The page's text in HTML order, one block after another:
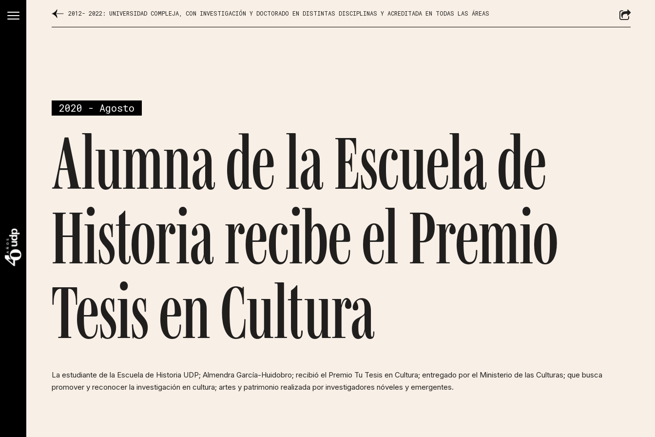
2012- 2022: UNIVERSIDAD COMPLEJA, CON INVESTIGACIÓN Y DOCTORADO EN DISTINTAS DISCIPLINAS Y ACREDITADA EN TODAS LAS ÁREAS
2020 - Agosto
Alumna de la Escuela de
Historia recibe el Premio
Tesis en Cultura
La estudiante de la Escuela de Historia UDP; Almendra García-Huidobro; recibió el Premio Tu Tesis en Cultura; entregado por el Ministerio de las Culturas; que busca
promover y reconocer la investigación en cultura; artes y patrimonio realizada por investigadores nóveles y emergentes.